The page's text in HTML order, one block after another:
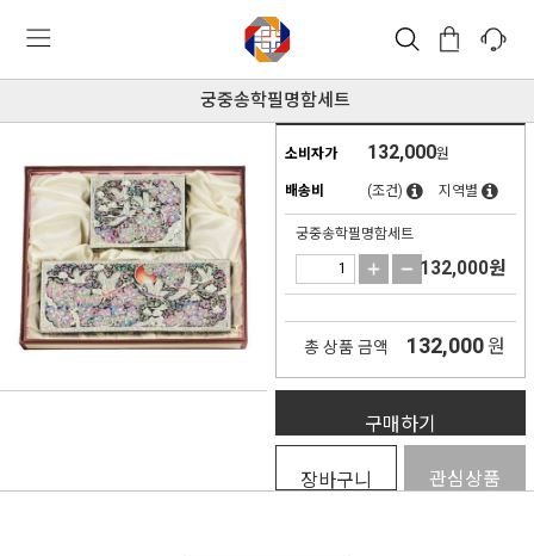
궁중송학필명함세트
소비자가 132,000원
배송비 (조건) 지역별
궁중송학필명함세트
132,000원
총 상품 금액 132,000 원
구매하기
장바구니 관심상품